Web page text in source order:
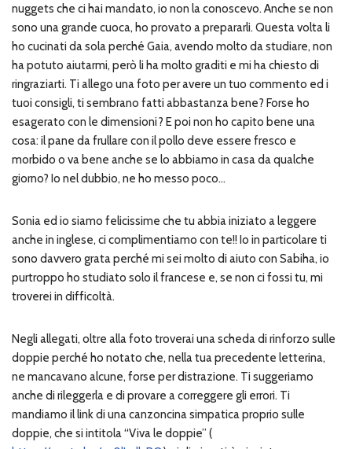
nuggets che ci hai mandato, io non la conoscevo. Anche se non
sono una grande cuoca, ho provato a prepararli. Questa volta li
ho cucinati da sola perché Gaia, avendo molto da studiare, non
ha potuto aiutarmi, però li ha molto graditi e mi ha chiesto di
ringraziarti. Ti allego una foto per avere un tuo commento ed i
tuoi consigli, ti sembrano fatti abbastanza bene? Forse ho
esagerato con le dimensioni? E poi non ho capito bene una
cosa: il pane da frullare con il pollo deve essere fresco e
morbido o va bene anche se lo abbiamo in casa da qualche
giorno? Io nel dubbio, ne ho messo poco…
Sonia ed io siamo felicissime che tu abbia iniziato a leggere
anche in inglese, ci complimentiamo con te!! Io in particolare ti
sono davvero grata perché mi sei molto di aiuto con Sabiha, io
purtroppo ho studiato solo il francese e, se non ci fossi tu, mi
troverei in difficoltà.
Negli allegati, oltre alla foto troverai una scheda di rinforzo sulle
doppie perché ho notato che, nella tua precedente letterina,
ne mancavano alcune, forse per distrazione. Ti suggeriamo
anche di rileggerla e di provare a correggere gli errori. Ti
mandiamo il link di una canzoncina simpatica proprio sulle
doppie, che si intitola “Viva le doppie” (